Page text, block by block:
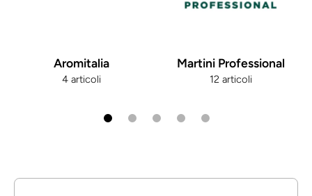
Aromitalia
4 articoli
Martini Professional
12 articoli